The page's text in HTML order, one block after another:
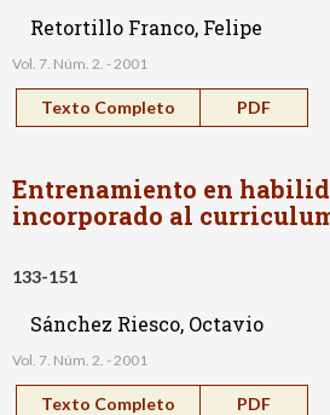
Retortillo Franco, Felipe
Vol. 7. Núm. 2. - 2001
Texto Completo PDF
Entrenamiento en
incorporado al
133-151
Sánchez Riesco, Octavio
Vol. 7. Núm. 2. - 2001
Texto Completo PDF